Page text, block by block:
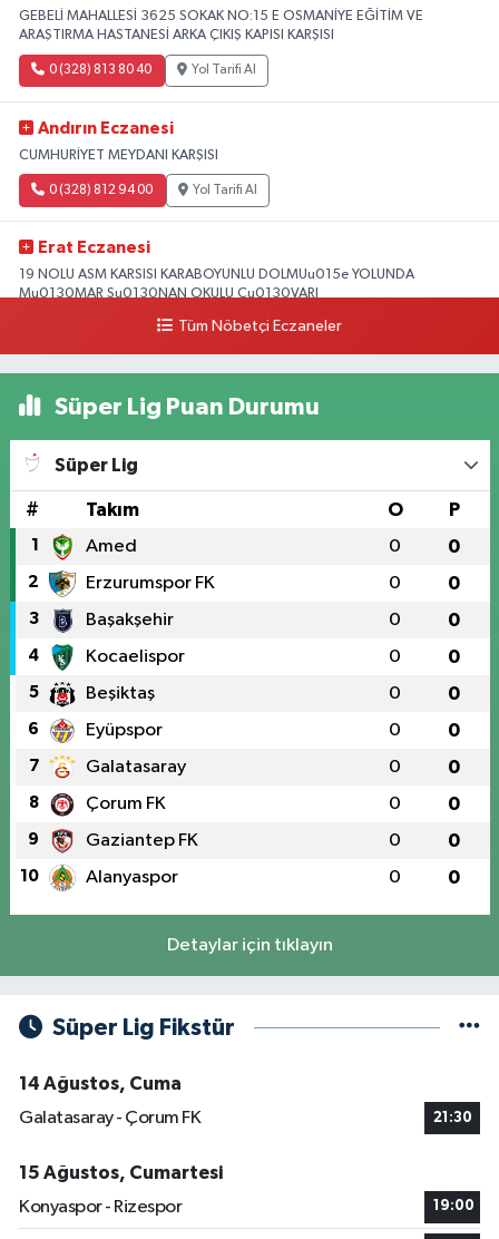
GEBELİ MAHALLESİ 3625 SOKAK NO:15 E OSMANİYE EĞİTİM VE
ARAŞTIRMA HASTANESİ ARKA ÇIKIŞ KAPISI KARŞISI
0 (328) 813 80 40 Yol Tarifi Al
Andırın Eczanesi
CUMHURİYET MEYDANI KARŞISI
0 (328) 812 94 00 Yol Tarifi Al
Erat Eczanesi
19 NOLU ASM KARSISI KARABOYUNLU DOLMUu015e YOLUNDA
Mu0130MAR Su0130NAN OKULU Cu0130VARI
Yol Tarifi Al
Tüm Nöbetçi Eczaneler
Süper Lig Puan Durumu
Süper Lig
# Takım O P
1 Amed 0 0
2 Erzurumspor FK 0 0
3 Başakşehir 0 0
4 Kocaelispor 0 0
5 Beşiktaş 0 0
6 Eyüpspor 0 0
7 Galatasaray 0 0
8 Çorum FK 0 0
9 Gaziantep FK 0 0
10 Alanyaspor 0 0
Detaylar için tıklayın
Süper Lig Fikstür
14 Ağustos, Cuma
Galatasaray - Çorum FK
21:30
15 Ağustos, Cumartesi
Konyaspor - Rizespor
19:00